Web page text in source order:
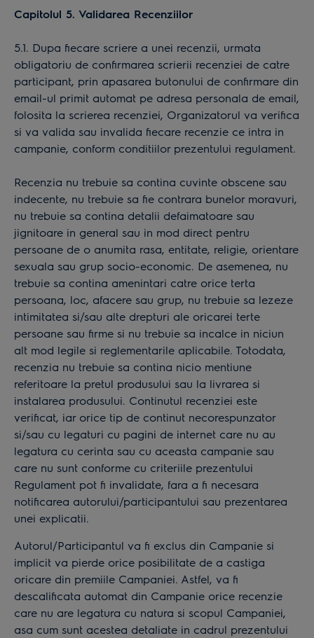
Capitolul 5. Validarea Recenziilor
5.1. Dupa fiecare scriere a unei recenzii, urmata
obligatoriu de confirmarea scrierii recenziei de catre
participant, prin apasarea butonului de confirmare din
email-ul primit automat pe adresa personala de email,
folosita la scrierea recenziei, Organizatorul va verifica
si va valida sau invalida fiecare recenzie ce intra in
campanie, conform conditiilor prezentului regulament.
Recenzia nu trebuie sa contina cuvinte obscene sau
indecente, nu trebuie sa fie contrara bunelor moravuri,
nu trebuie sa contina detalii defaimatoare sau
jignitoare in general sau in mod direct pentru
persoane de o anumita rasa, entitate, religie, orientare
sexuala sau grup socio-economic. De asemenea, nu
trebuie sa contina amenintari catre orice terta
persoana, loc, afacere sau grup, nu trebuie sa lezeze
intimitatea si/sau alte drepturi ale oricarei terte
persoane sau firme si nu trebuie sa incalce in niciun
alt mod legile si reglementarile aplicabile. Totodata,
recenzia nu trebuie sa contina nicio mentiune
referitoare la pretul produsului sau la livrarea si
instalarea produsului. Continutul recenziei este
verificat, iar orice tip de continut necorespunzator
si/sau cu legaturi cu pagini de internet care nu au
legatura cu cerinta sau cu aceasta campanie sau
care nu sunt conforme cu criteriile prezentului
Regulament pot fi invalidate, fara a fi necesara
notificarea autorului/participantului sau prezentarea
unei explicatii.
Autorul/Participantul va fi exclus din Campanie si
implicit va pierde orice posibilitate de a castiga
oricare din premiile Campaniei. Astfel, va fi
descalificata automat din Campanie orice recenzie
care nu are legatura cu natura si scopul Campaniei,
asa cum sunt acestea detaliate in cadrul prezentului